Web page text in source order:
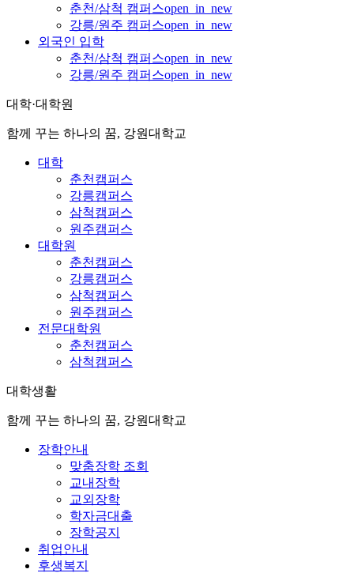
춘천/삼척 캠퍼스open_in_new
강릉/원주 캠퍼스open_in_new
외국인 입학
춘천/삼척 캠퍼스open_in_new
강릉/원주 캠퍼스open_in_new
대학·대학원
함께 꾸는 하나의 꿈, 강원대학교
대학
춘천캠퍼스
강릉캠퍼스
삼척캠퍼스
원주캠퍼스
대학원
춘천캠퍼스
강릉캠퍼스
삼척캠퍼스
원주캠퍼스
전문대학원
춘천캠퍼스
삼척캠퍼스
대학생활
함께 꾸는 하나의 꿈, 강원대학교
장학안내
맞춤장학 조회
교내장학
교외장학
학자금대출
장학공지
취업안내
후생복지